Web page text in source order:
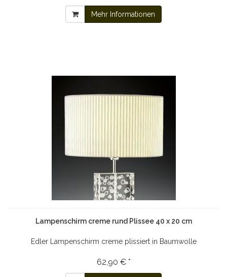
Mehr Informationen
Lampenschirm creme rund Plissee 40 x 20 cm
Edler Lampenschirm creme plissiert in Baumwolle
62,90 € *